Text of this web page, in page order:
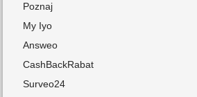
Poznaj
My Iyo
Answeo
CashBackRabat
Surveo24